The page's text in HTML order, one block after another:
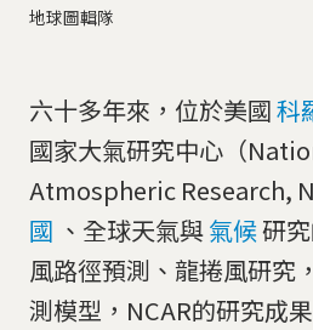
地球圖輯隊
六十多年來，位於美國科
國家大氣研究中心（
Atmospheric Research,
國 、全球天氣與氣候研
風路徑預測、龍捲風研究
測模型，NCAR的研究成